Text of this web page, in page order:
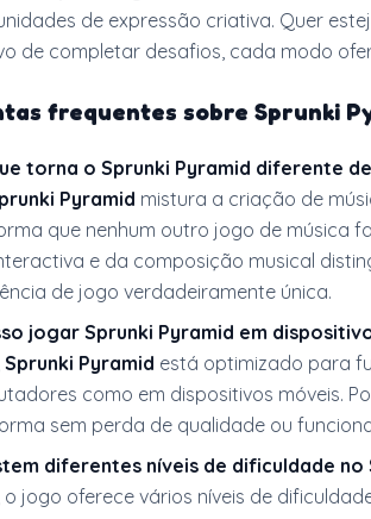
de expressão criativa. Quer
de completar desafios, cada modo
frequentes sobre Sprunki
torna o Sprunki Pyramid diferente
Pyramid mistura a criação de
que nenhum outro jogo de música
e da composição musical
de jogo verdadeiramente única.
jogar Sprunki Pyramid em
Sprunki Pyramid está optimizado para
como em dispositivos móveis.
sem perda de qualidade ou
diferentes níveis de dificuldade no
o jogo oferece vários níveis de